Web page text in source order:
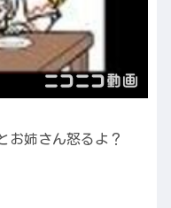
お姉さん怒るよ？